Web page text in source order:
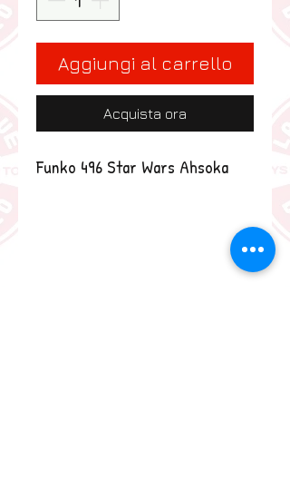
Aggiungi al carrello
Acquista ora
Funko 496 Star Wars Ahsoka